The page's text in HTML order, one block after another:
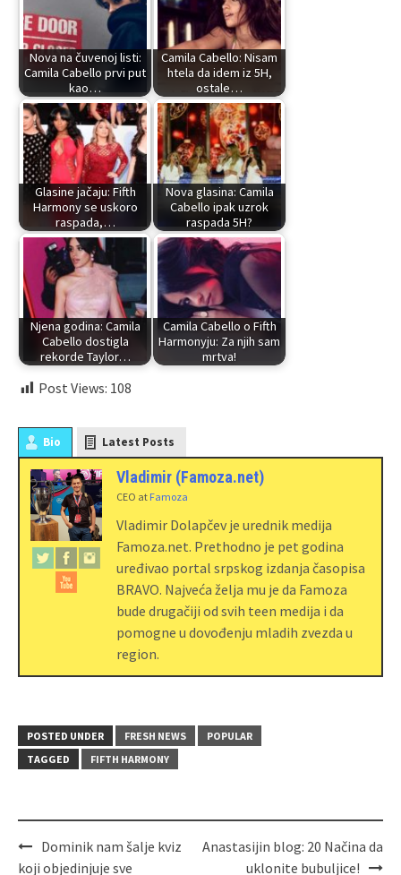
Nova na čuvenoj listi:
Camila Cabello prvi put
kao…
Camila Cabello: Nisam
htela da idem iz 5H,
ostale…
Glasine jačaju: Fifth
Harmony se uskoro
raspada,…
Nova glasina: Camila
Cabello ipak uzrok
raspada 5H?
Njena godina: Camila
Cabello dostigla
rekorde Taylor…
Camila Cabello o Fifth
Harmonyju: Za njih sam
mrtva!
Post Views: 108
Bio Latest Posts
Vladimir (Famoza.net)
CEO at Famoza
Vladimir Dolapčev je urednik medija
Famoza.net. Prethodno je pet godina
uređivao portal srpskog izdanja časopisa
BRAVO. Najveća želja mu je da Famoza
bude drugačiji od svih teen medija i da
pomogne u dovođenju mladih zvezda u
region.
POSTED UNDER FRESH NEWS
POPULAR
TAGGED
FIFTH HARMONY
Dominik nam šalje kviz
koji objedinjuje sve
Anastasijin blog: 20 Načina da
uklonite bubuljice!